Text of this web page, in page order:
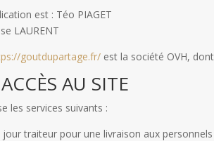
est : Téo PIAGET
LAURENT
goutdupartage.fr/ est la société OVH,
AU SITE
les services suivants :
traiteur pour une livraison aux